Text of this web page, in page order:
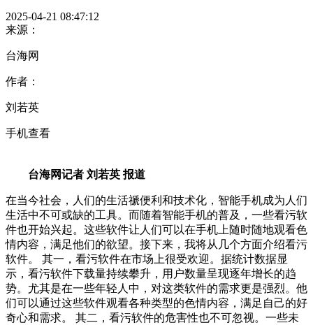
2025-04-21 08:47:12
来源：
台海网
作者：
刘若英
手机查看
台海网记者 刘若英 报道
在当今社会，人们的生活禠便利和技术化，智能手机成为人们
生活中不可或缺的工具。而随着智能手机的普及，一些看污软
件也开始兴起。这些软件让人们可以在手机上随时随地观看色
情内容，满足他们的欲望。接下来，我将从几个方面介绍看污
软件。 其一，看污软件在市场上很受欢迎。据统计数据显
示，看污软件下载量持续攀升，用户数量呈现逐年增长的趋
势。尤其是在一些年轻人中，对这类软件的需求更是强烈。他
们可以通过这些软件观看各种类型的色情内容，满足自己的好
奇心和需求。 其二，看污软件的危害性也不可忽视。一些未